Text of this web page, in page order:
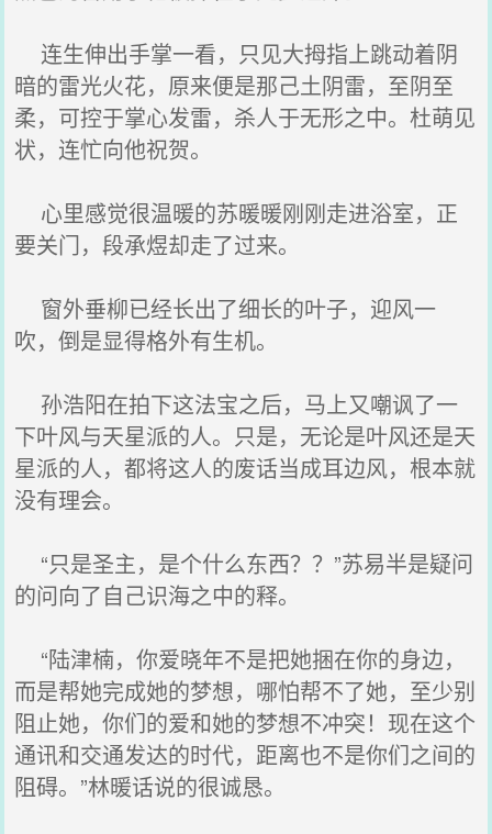
连生伸出手掌一看，只见大拇指上跳动着阴
暗的雷光火花，原来便是那己土阴雷，至阴至
柔，可控于掌心发雷，杀人于无形之中。杜萌见
状，连忙向他祝贺。
心里感觉很温暖的苏暖暖刚刚走进浴室，正
要关门，段承煜却走了过来。
窗外垂柳已经长出了细长的叶子，迎风一
吹，倒是显得格外有生机。
孙浩阳在拍下这法宝之后，马上又嘲讽了一
下叶风与天星派的人。只是，无论是叶风还是天
星派的人，都将这人的废话当成耳边风，根本就
没有理会。
“只是圣主，是个什么东西？？”苏易半是疑问
的问向了自己识海之中的释。
“陆津楠，你爱晓年不是把她捆在你的身边，
而是帮她完成她的梦想，哪怕帮不了她，至少别
阻止她，你们的爱和她的梦想不冲突！现在这个
通讯和交通发达的时代，距离也不是你们之间的
阻碍。”林暖话说的很诚恳。